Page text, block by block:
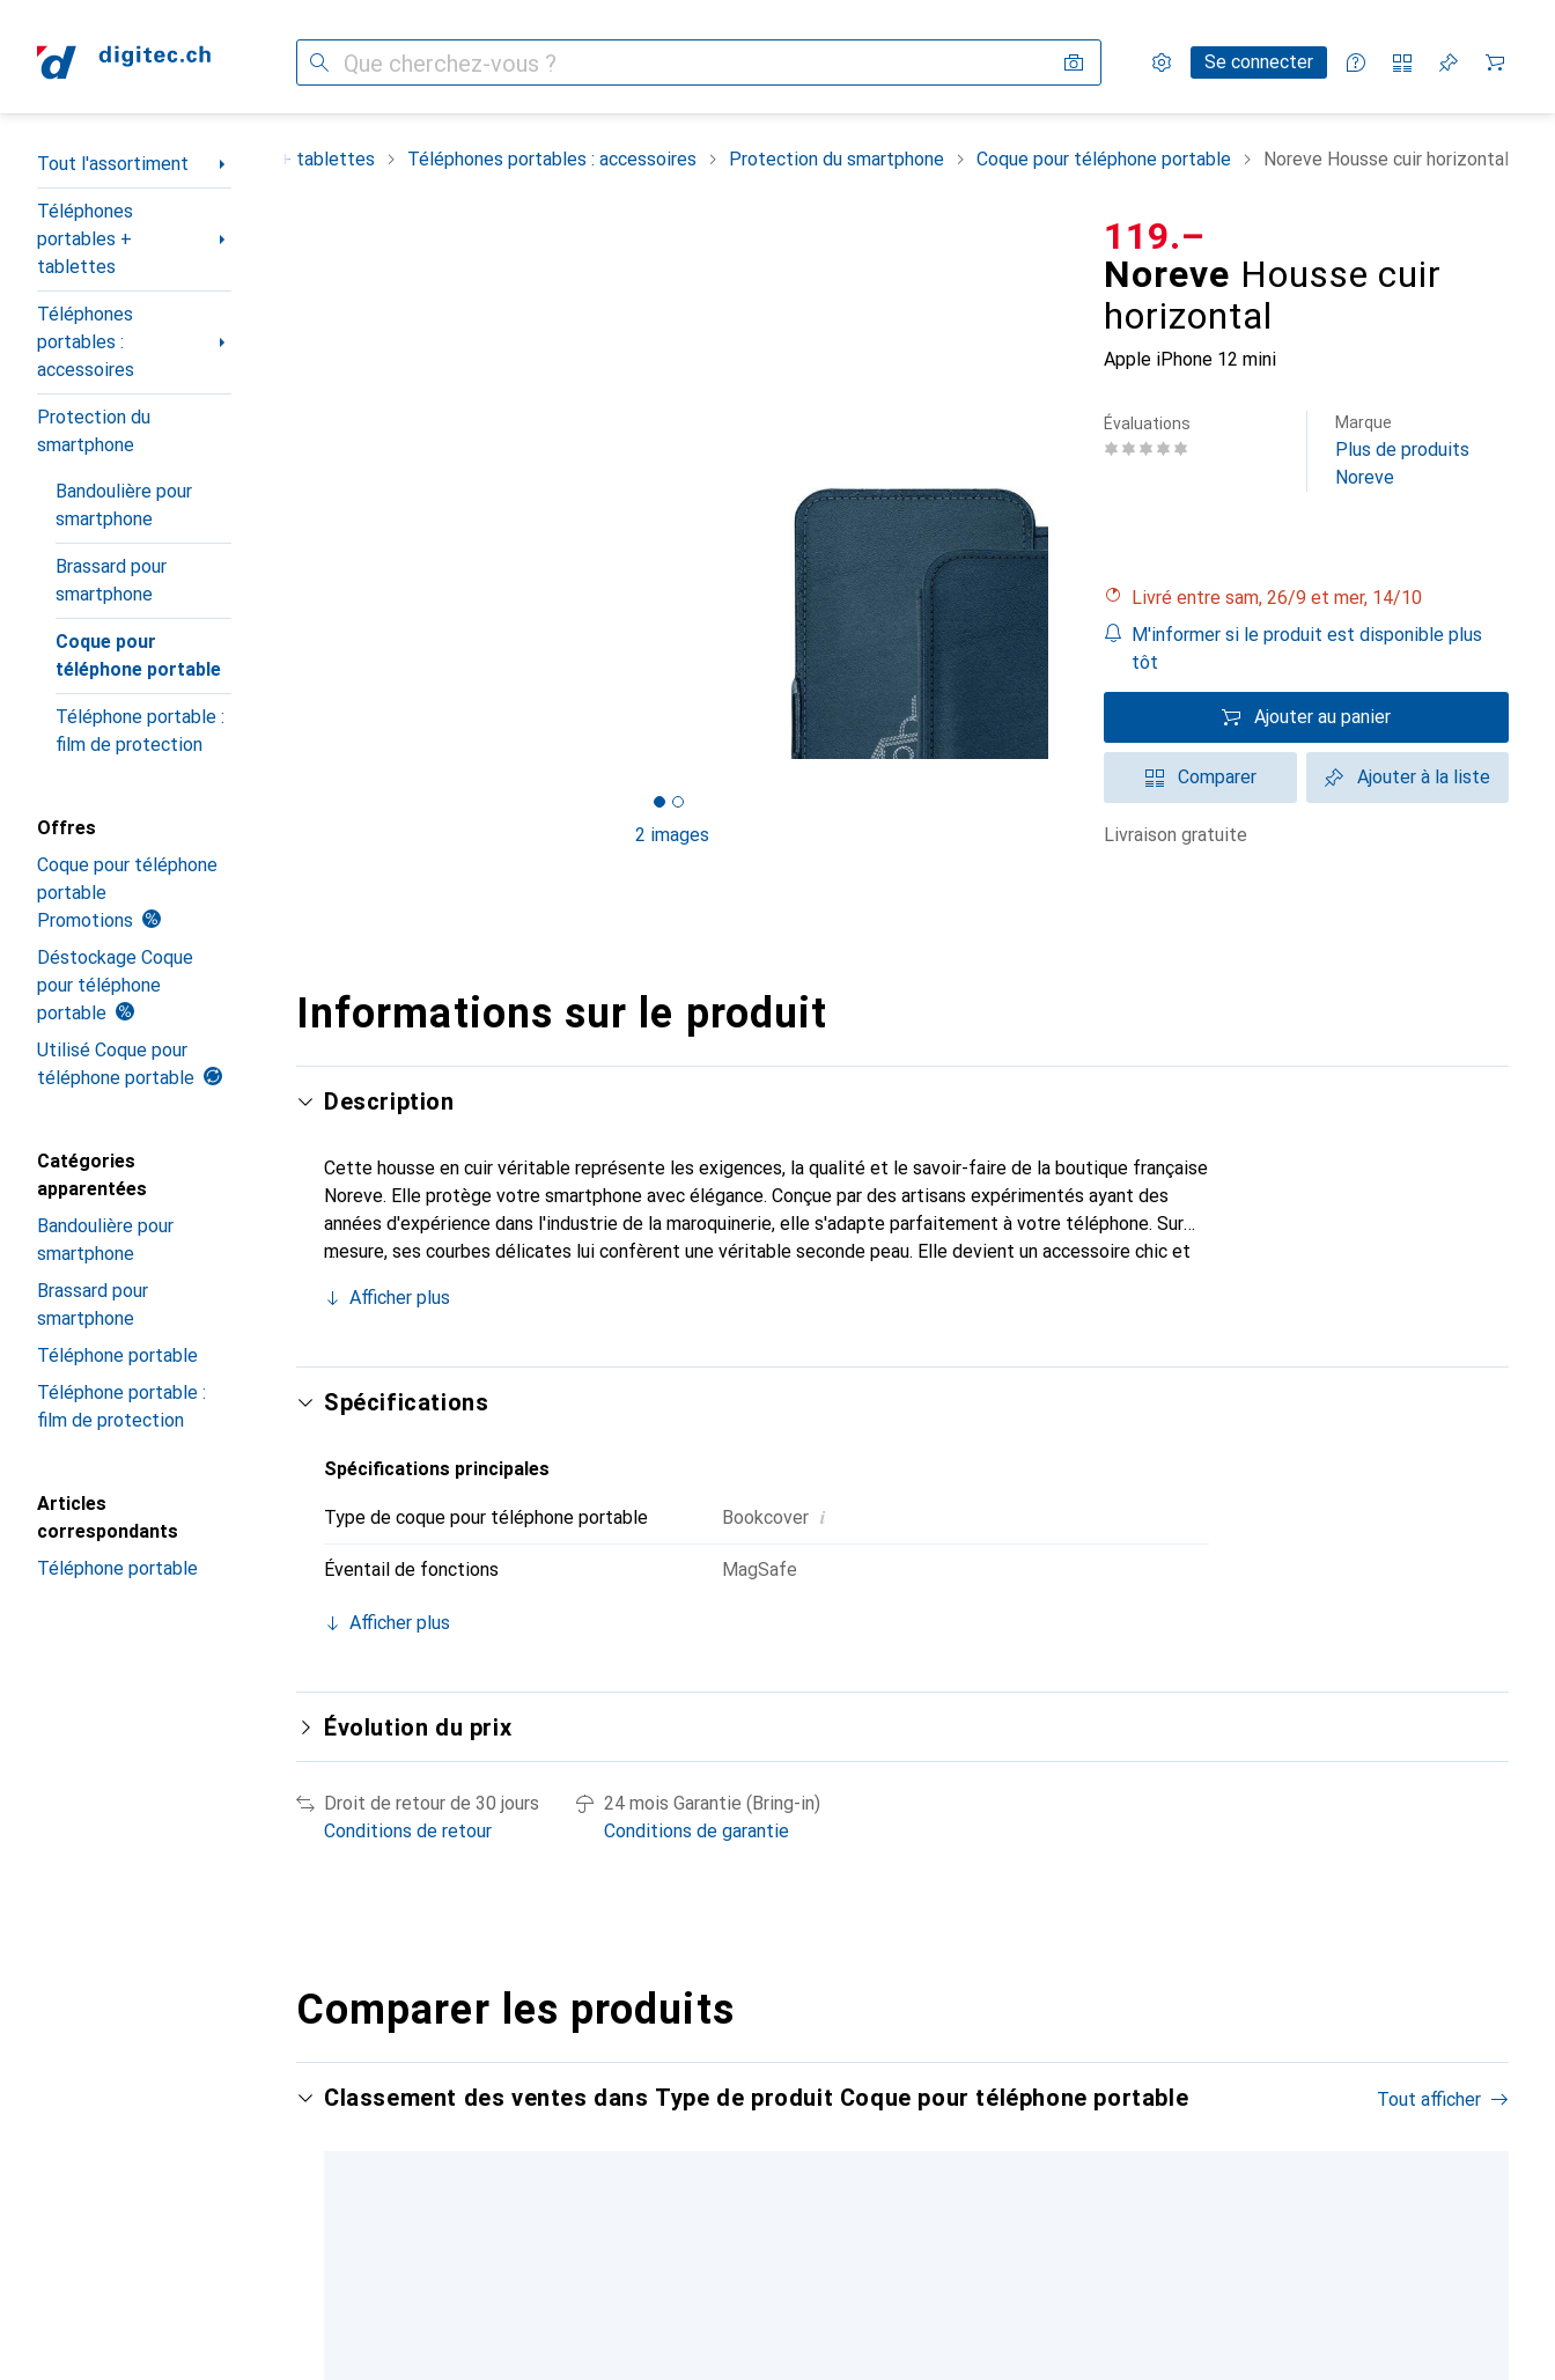
Recherche Paramètres
Compte clientSe connecter
Listes de comparaison
Listes d'envies
Panier
Navigation par catégorie
Tout l'assortiment
Téléphones
portables +
tablettes
Téléphones
portables :
accessoires
Protection du
smartphone
Bandoulière pour
smartphone
Brassard pour
smartphone
Coque pour
téléphone portable
Téléphone portable :
film de protection
Offres
Coque pour téléphone
portable
Promotions
Déstockage Coque
pour téléphone
portable
Utilisé Coque pour
téléphone portable
Catégories
apparentées
Bandoulière pour
smartphone
Brassard pour
smartphone
Téléphone portable
Téléphone portable :
film de protection
Articles
correspondants
Téléphone portable
Téléphones portables + tablettes Téléphones portables : accessoires Protection du smartphone Coque pour téléphone portable Noreve Housse cuir horizontal
2 images
Noreve Housse cuir
horizontal
Apple iPhone 12 mini
CHF
119.–
Évaluations Marque
Plus de produits
Noreve
Livré entre sam, 26/9 et mer, 14/10
M'informer si le produit est disponible plus
tôt
Ajouter au panier
Comparer Ajouter à la liste
livraison gratuite
Informations sur le produit
Description
Cette housse en cuir véritable représente les exigences, la qualité et le savoir-faire de la boutique française
Noreve. Elle protège votre smartphone avec élégance. Conçue par des artisans expérimentés ayant des
années d'expérience dans l'industrie de la maroquinerie, elle s'adapte parfaitement à votre téléphone. Sur
mesure, ses courbes délicates lui confèrent une véritable seconde peau. Elle devient un accessoire chic et
de haute qualité et constitue un choix fiable pour une clientèle exigeante.
Afficher plus
Spécifications
Spécifications principales
Type de coque pour téléphone portable Bookcover i
Éventail de fonctions MagSafe
Afficher plus
Évolution du prix
Droit de retour de 30 jours
Conditions de retour
24 mois Garantie (Bring-in)
Conditions de garantie
Comparer les produits
Classement des ventes dans Type de produit Coque pour téléphone portable Tout afficher